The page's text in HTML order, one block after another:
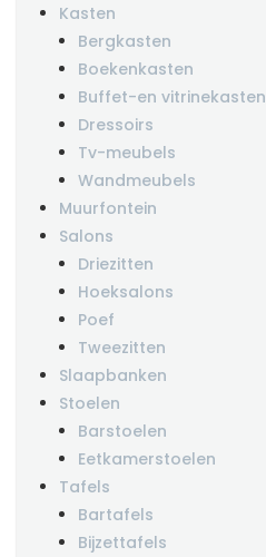
Kasten
Bergkasten
Boekenkasten
Buffet-en vitrinekasten
Dressoirs
Tv-meubels
Wandmeubels
Muurfontein
Salons
Driezitten
Hoeksalons
Poef
Tweezitten
Slaapbanken
Stoelen
Barstoelen
Eetkamerstoelen
Tafels
Bartafels
Bijzettafels